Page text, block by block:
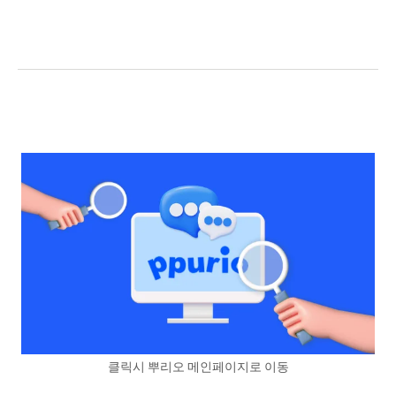
클릭시 뿌리오 메인페이지로 이동